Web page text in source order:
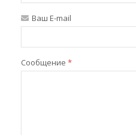
Ваш E-mail
Сообщение *